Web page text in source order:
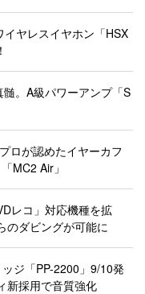
ヤレスイヤホン「HSX
髄。A級パワーアンプ「S
ロが認めたイヤーカフ
MC2 Air」
レコ」対応機種を拡
のダビングが可能に
ジ「PP-2200」9/10発
新採用で音質強化